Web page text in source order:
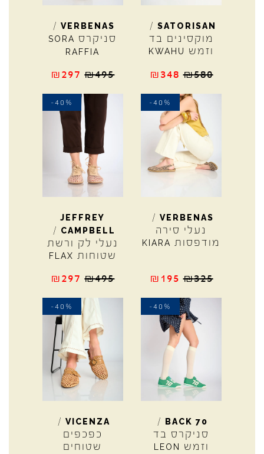
SATORISAN
/
מוקסינים בד
וזמש
KWAHU
₪580
₪348
VERBENAS
/
סניקרס SORA
RAFFIA
₪495
₪297
-40%
VERBENAS
/
נעלי סירה
מודפסות
KIARA
₪325
₪ 195
-40%
JEFFREY
CAMPBELL
/
נעלי לק ורשת
שטוחות
FLAX
₪495
₪297
-40%
BACK70
/
סניקרס בד
וזמש
LEON
-40%
VICENZA
/
כפכפים
שטוחים